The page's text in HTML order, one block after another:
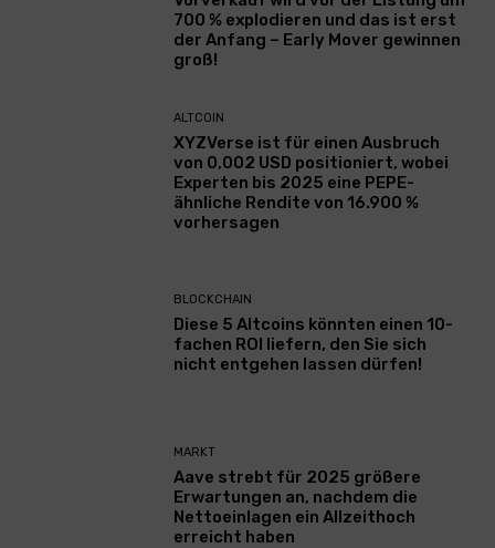
700 % explodieren und das ist erst
der Anfang – Early Mover gewinnen
groß!
ALTCOIN
XYZVerse ist für einen Ausbruch
von 0,002 USD positioniert, wobei
Experten bis 2025 eine PEPE-
ähnliche Rendite von 16.900 %
vorhersagen
BLOCKCHAIN
Diese 5 Altcoins könnten einen 10-
fachen ROI liefern, den Sie sich
nicht entgehen lassen dürfen!
MARKT
Aave strebt für 2025 größere
Erwartungen an, nachdem die
Nettoeinlagen ein Allzeithoch
erreicht haben